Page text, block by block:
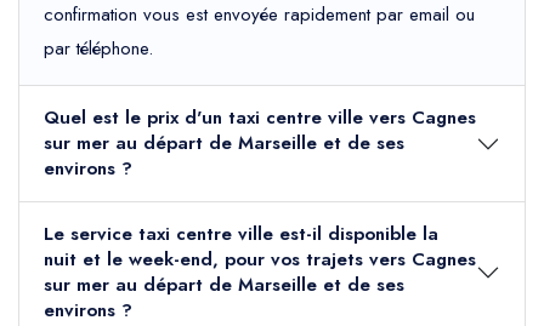
confirmation vous est envoyée rapidement par email ou
par téléphone.
Quel est le prix d'un taxi centre ville vers Cagnes
sur mer au départ de Marseille et de ses
environs ?
Le service taxi centre ville est-il disponible la
nuit et le week-end, pour vos trajets vers Cagnes
sur mer au départ de Marseille et de ses
environs ?